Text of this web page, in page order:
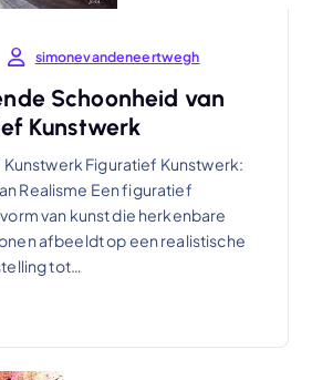
simonevandeneertwegh
Schoonheid van
Kunstwerk
Figuratief Kunstwerk:
Realisme Een figuratief
van kunst die herkenbare
afbeeldt op een realistische
tot…